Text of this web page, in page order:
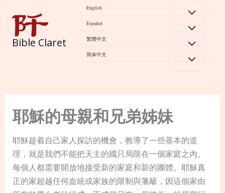
content
Bible Claret
English
Español
繁體中文
简体中文
耶穌的母親和兄弟姊妹
耶穌趁着自己家人探訪的機會，教導了一些基本的道
理，就是我們不能把天主的國只局限在一個家庭之內。
每個人都需要開放地接受新的家庭和新的團體。耶穌真
正的家超越任何血統或家族的限制與藩籬，因這個家由